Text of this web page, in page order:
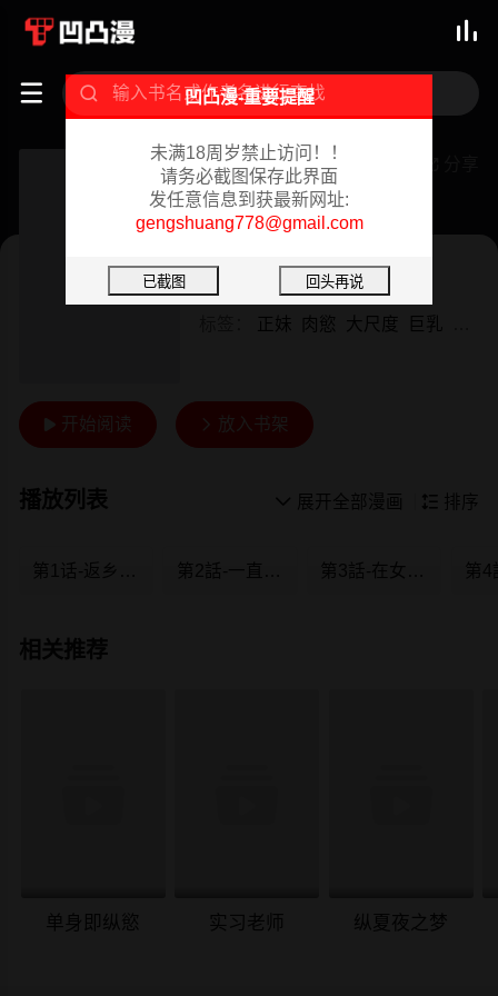

 
衣锦还乡
连载中 08-04
韩漫
作者：
naru&挥羚羊
正妹 肉慾 大尺度 巨乳
 开始阅读  放入书架
 排序
 展开全部漫画
播放列表
凹凸漫-重要提醒
未满18周岁禁止访问！！
请务必截图保存此界面
发任意信息到获最新网址:
gengshuang778@gmail.com